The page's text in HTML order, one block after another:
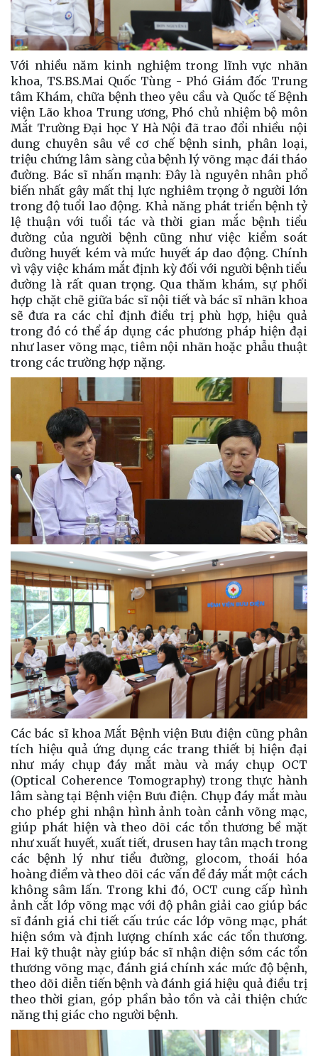
Với nhiều năm kinh nghiệm trong lĩnh vực nhãn
khoa, TS.BS.Mai Quốc Tùng - Phó Giám đốc Trung
tâm Khám, chữa bệnh theo yêu cầu và Quốc tế Bệnh
viện Lão khoa Trung ương, Phó chủ nhiệm bộ môn
Mắt Trường Đại học Y Hà Nội đã trao đổi nhiều nội
dung chuyên sâu về cơ chế bệnh sinh, phân loại,
triệu chứng lâm sàng của bệnh lý võng mạc đái tháo
đường. Bác sĩ nhấn mạnh: Đây là nguyên nhân phổ
biến nhất gây mất thị lực nghiêm trọng ở người lớn
trong độ tuổi lao động. Khả năng phát triển bệnh tỷ
lệ thuận với tuổi tác và thời gian mắc bệnh tiểu
đường của người bệnh cũng như việc kiểm soát
đường huyết kém và mức huyết áp dao động. Chính
vì vậy việc khám mắt định kỳ đối với người bệnh tiểu
đường là rất quan trọng. Qua thăm khám, sự phối
hợp chặt chẽ giữa bác sĩ nội tiết và bác sĩ nhãn khoa
sẽ đưa ra các chỉ định điều trị phù hợp, hiệu quả
trong đó có thể áp dụng các phương pháp hiện đại
như laser võng mạc, tiêm nội nhãn hoặc phẫu thuật
trong các trường hợp nặng.
Các bác sĩ khoa Mắt Bệnh viện Bưu điện cũng phân
tích hiệu quả ứng dụng các trang thiết bị hiện đại
như máy chụp đáy mắt màu và máy chụp OCT
(Optical Coherence Tomography) trong thực hành
lâm sàng tại Bệnh viện Bưu điện. Chụp đáy mắt màu
cho phép ghi nhận hình ảnh toàn cảnh võng mạc,
giúp phát hiện và theo dõi các tổn thương bề mặt
như xuất huyết, xuất tiết, drusen hay tân mạch trong
các bệnh lý như tiểu đường, glocom, thoái hóa
hoàng điểm và theo dõi các vấn đề đáy mắt một cách
không sâm lấn. Trong khi đó, OCT cung cấp hình
ảnh cắt lớp võng mạc với độ phân giải cao giúp bác
sĩ đánh giá chi tiết cấu trúc các lớp võng mạc, phát
hiện sớm và định lượng chính xác các tổn thương.
Hai kỹ thuật này giúp bác sĩ nhận diện sớm các tổn
thương võng mạc, đánh giá chính xác mức độ bệnh,
theo dõi diễn tiến bệnh và đánh giá hiệu quả điều trị
theo thời gian, góp phần bảo tồn và cải thiện chức
năng thị giác cho người bệnh.